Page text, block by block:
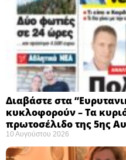
Διαβάστε στα
κυκλοφορούν – Τα
πρωτοσέλιδο της 5ης
10 Αυγούστου 2026